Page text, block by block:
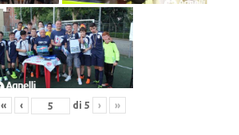
« ‹ di 5 › »